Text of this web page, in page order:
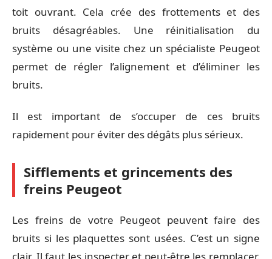
toit ouvrant. Cela crée des frottements et des
bruits désagréables. Une réinitialisation du
système ou une visite chez un spécialiste Peugeot
permet de régler l’alignement et d’éliminer les
bruits.
Il est important de s’occuper de ces bruits
rapidement pour éviter des dégâts plus sérieux.
Sifflements et grincements des
freins Peugeot
Les freins de votre Peugeot peuvent faire des
bruits si les plaquettes sont usées. C’est un signe
clair. Il faut les inspecter et peut-être les remplacer.